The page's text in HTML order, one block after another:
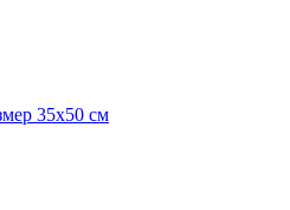
35x50 см